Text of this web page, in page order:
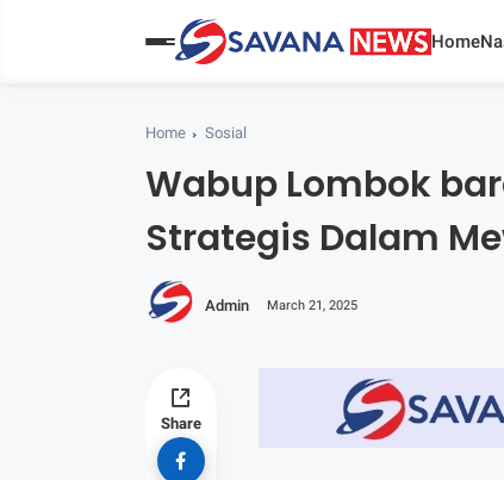
Home
Home Sosial
Wabup Lombok
Strategis Dalam
Admin March 21, 2025
Share